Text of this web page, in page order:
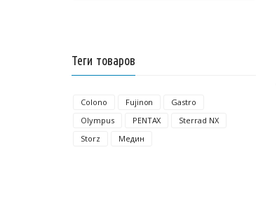
Теги товаров
Colono Fujinon
Gastro
Olympus
PENTAX
Sterrad NX
Storz
Медин